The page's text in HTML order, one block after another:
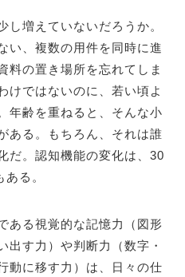
し増えていないだろうか。
い、複数の用件を同時に進
料の置き場所を忘れてしま
けではないのに、若い頃よ
齢を重ねると、そんな小
ある。もちろん、それは誰
だ。認知機能の変化は、30
る。
ある視覚的な記憶力（図形
出す力）や判断力（数字・
動に移す力）は、日々の仕